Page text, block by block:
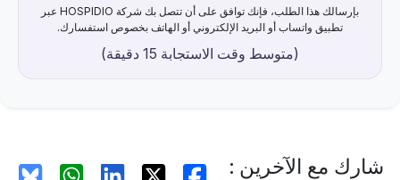
بإرسالك هذا الطلب، فإنك توافق على أن تتصل بك شركة HOSPIDIO عبر
تطبيق واتساب أو البريد الإلكتروني أو الهاتف بخصوص استفسارك.
(متوسط ​​وقت الاستجابة 15 دقيقة)
شارك مع الآخرين :